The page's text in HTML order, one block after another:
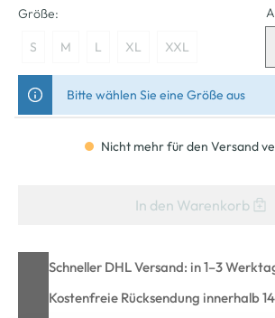
Größe:
S M L XL XXL
Bitte wählen Sie eine Größe aus
Nicht mehr für den Versand
In den Warenkorb
Schneller DHL Versand: in 1–3
Kostenfreie Rücksendung innerhalb